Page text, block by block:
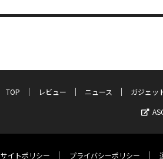
TOP レビュー ニュース ガジェッ
サイトポリシー プライバシーポリシー